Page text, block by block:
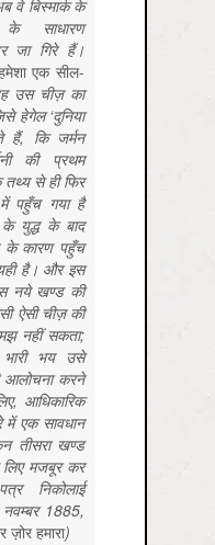
वे बिस्मार्क के
के साधारण
जा गिरे हैं।
एकसील-
उस चीज़ का
हेगेल ‘दुनिया
हैं, कि जर्मन
की प्रथम
तथ्य से ही फिर
पहुँच गया है
युद्ध के बाद
के कारण पहुँच
है। और इस
इस नये खण्ड की
ऐसी चीज़ की
नहीं सकता;
भय उसे
आलोचना करने
आधिकारिक
में एक सावधान
तीसरा खण्ड
मजबूर कर
निकोलाई
1885,
ज़ोर हमारा)